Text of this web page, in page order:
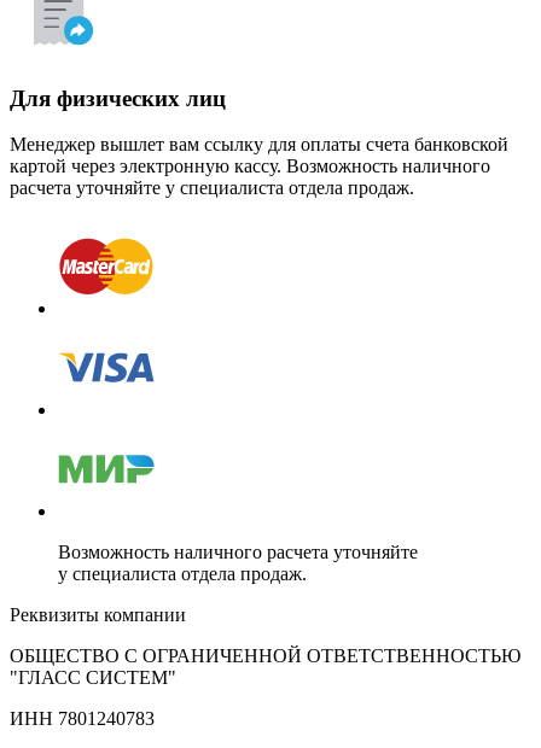
Для физических лиц
Менеджер вышлет вам ссылку для оплаты счета банковской
картой через электронную кассу. Возможность наличного
расчета уточняйте у специалиста отдела продаж.
Возможность наличного расчета уточняйте
у специалиста отдела продаж.
Реквизиты компании
ОБЩЕСТВО С ОГРАНИЧЕННОЙ ОТВЕТСТВЕННОСТЬЮ
"ГЛАСС СИСТЕМ"
ИНН 7801240783